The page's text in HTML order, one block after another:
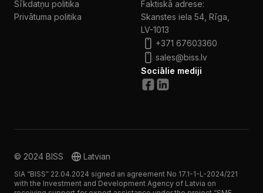
Sīkdatņu politika
Privātuma politika
Faktiskā adrese:
Skanstes iela 54, Rīga,
LV-1013
+371 67603360
sales@biss.lv
Sociālie mediji
© 2024 BISS Latvian
SIA “BISS” 22.04.2024 signed an agreement No 17.1-1-L-2024/221
with the Investment and Development Agency of Latvia on